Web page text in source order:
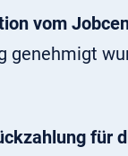
vom
genehmigt
für